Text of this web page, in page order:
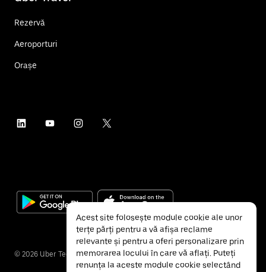
Rezervă
Aeroporturi
Orașe
© 2026 Uber Technologies Inc.
Acest site folosește module cookie ale unor
terțe părți pentru a vă afișa reclame
relevante și pentru a oferi personalizare prin
memorarea locului în care vă aflați. Puteți
renunța la aceste module cookie selectând